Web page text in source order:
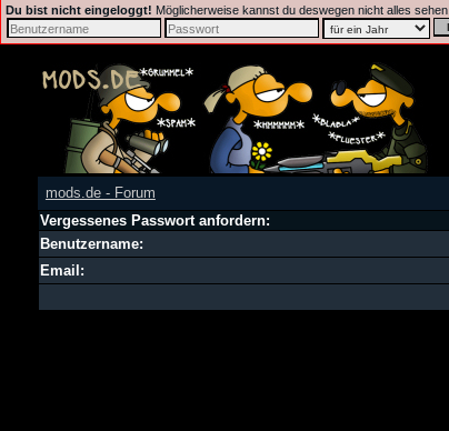
Du bist nicht eingeloggt! Möglicherweise kannst du deswegen nicht alles sehen.
mods.de - Forum
Vergessenes Passwort anfordern:
Benutzername:
Email: